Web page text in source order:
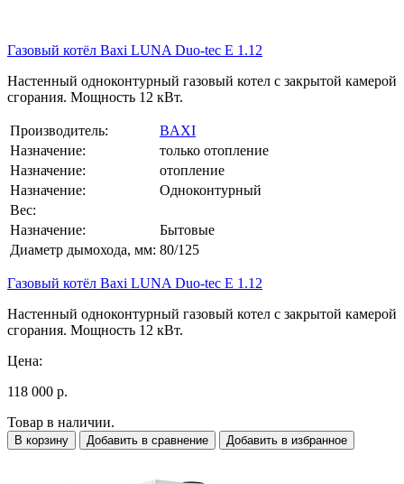
Газовый котёл Baxi LUNA Duo-tec E 1.12
Настенный одноконтурный газовый котел с закрытой камерой
сгорания. Мощность 12 кВт.
Производитель:
BAXI
Назначение:
только отопление
Назначение:
отопление
Назначение:
Одноконтурный
Вес:
Назначение:
Бытовые
Диаметр дымохода, мм: 80/125
Газовый котёл Baxi LUNA Duo-tec E 1.12
Настенный одноконтурный газовый котел с закрытой камерой
сгорания. Мощность 12 кВт.
Цена:
118 000 р.
Товар в наличии.
В корзину Добавить в сравнение Добавить в избранное